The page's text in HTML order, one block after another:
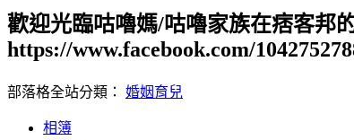
歡迎光臨咕嚕媽/咕嚕家族在痞客邦
https://www.facebook.com/
部落格全站分類： 婚姻育兒
相簿